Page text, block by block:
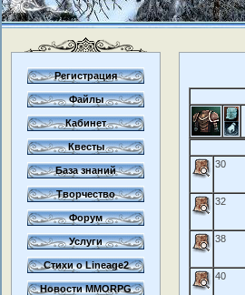
Регистрация
Файлы
Кабинет
Квесты
База знаний
Творчество
Форум
Услуги
Стихи о Lineage2
Новости MMORPG
30
32
38
40